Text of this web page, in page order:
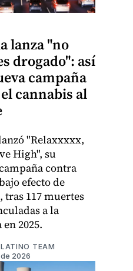
lanza "no
drogado": así
campaña
cannabis al
"Relaxxxxx,
High", su
contra
efecto de
tras 117 muertes
a la
2025.
TEAM
2026